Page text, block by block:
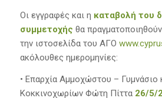
Οι εγγραφές και η καταβολή του
συμμετοχής θα
την ιστοσελίδα του ΑΓΟ
ακόλουθες ημερομηνίες:
• Επαρχία Αμμοχώστου – Γυμνάσιο
Κοκκινοχωρίων Φώτη Πίττα 26/5/2